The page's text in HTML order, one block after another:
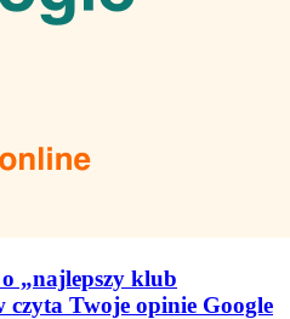
„najlepszy klub
Twoje opinie Google